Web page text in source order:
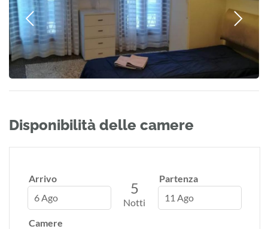
Disponibilità delle camere
Arrivo
6 Ago
5
Notti
Partenza
11 Ago
Camere